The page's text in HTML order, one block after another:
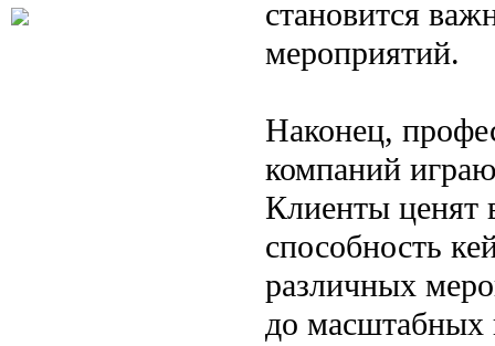
становится
мероприятий.
Наконец,
компаний
Клиенты ценят
способность
различных
до масштабных